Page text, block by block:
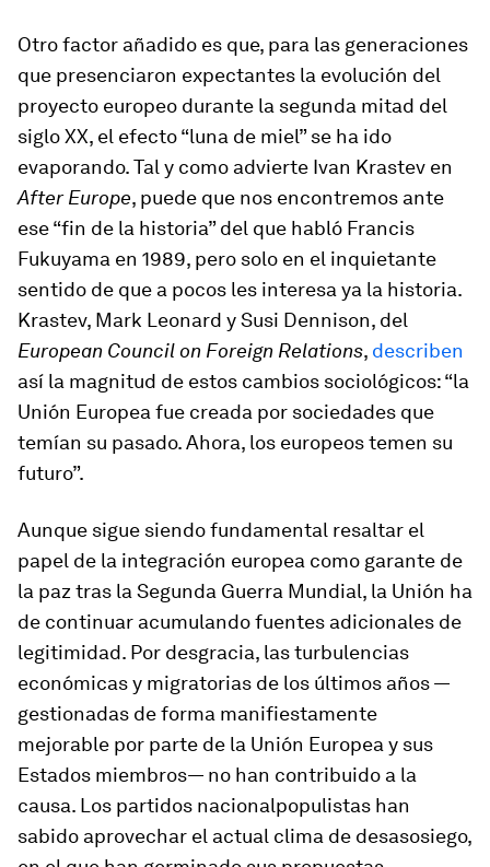
Otro factor añadido es que, para las generaciones
que presenciaron expectantes la evolución del
proyecto europeo durante la segunda mitad del
siglo XX, el efecto “luna de miel” se ha ido
evaporando. Tal y como advierte Ivan Krastev en
After Europe, puede que nos encontremos ante
ese “fin de la historia” del que habló Francis
Fukuyama en 1989, pero solo en el inquietante
sentido de que a pocos les interesa ya la historia.
Krastev, Mark Leonard y Susi Dennison, del
European Council on Foreign Relations, describen
así la magnitud de estos cambios sociológicos: “la
Unión Europea fue creada por sociedades que
temían su pasado. Ahora, los europeos temen su
futuro”.
Aunque sigue siendo fundamental resaltar el
papel de la integración europea como garante de
la paz tras la Segunda Guerra Mundial, la Unión ha
de continuar acumulando fuentes adicionales de
legitimidad. Por desgracia, las turbulencias
económicas y migratorias de los últimos años —
gestionadas de forma manifiestamente
mejorable por parte de la Unión Europea y sus
Estados miembros— no han contribuido a la
causa. Los partidos nacionalpopulistas han
sabido aprovechar el actual clima de desasosiego,